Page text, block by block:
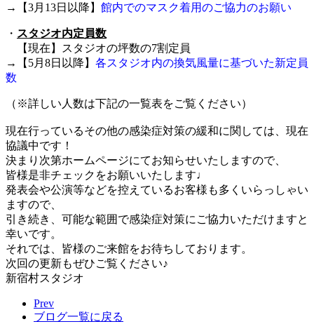
→【3月13日以降】 館内でのマスク着用のご協力のお願い
・ スタジオ内定員数
【現在】スタジオの坪数の7割定員
→【5月8日以降】 各スタジオ内の換気風量に基づいた新定員
数
（※詳しい人数は下記の一覧表をご覧ください）
現在行っているその他の感染症対策の緩和に関しては、 現在
協議中です！
決まり次第ホームページにてお知らせいたしますので、
皆様是非チェックをお願いいたします♩
発表会や公演等などを控えているお客様も多くいらっしゃい
ますので、
引き続き、可能な範囲で感染症対策にご協力いただけますと
幸いです。
それでは、皆様のご来館をお待ちしております。
次回の更新もぜひご覧ください♪
新宿村スタジオ
Prev
ブログ一覧に戻る